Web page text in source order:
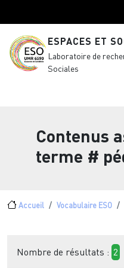
ESPACES ET
Laboratoire de
Sociales
Contenus
terme #
Fil d'Ariane
Accueil Vocabulaire ESO
Nombre de résultats : 2